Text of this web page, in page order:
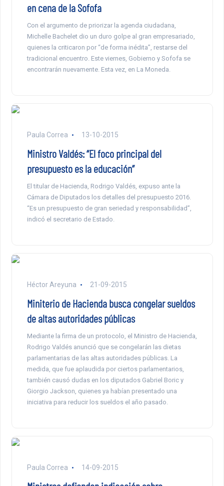
en cena de la Sofofa
Con el argumento de priorizar la agenda ciudadana,
Michelle Bachelet dio un duro golpe al gran empresariado,
quienes la criticaron por “de forma inédita”, restarse del
tradicional encuentro. Este viernes, Gobierno y Sofofa se
encontrarán nuevamente. Esta vez, en La Moneda.
Paula Correa 13-10-2015
Ministro Valdés: “El foco principal del
presupuesto es la educación”
El titular de Hacienda, Rodrigo Valdés, expuso ante la
Cámara de Diputados los detalles del presupuesto 2016.
“Es un presupuesto de gran seriedad y responsabilidad”,
indicó el secretario de Estado.
Héctor Areyuna 21-09-2015
Miniterio de Hacienda busca congelar sueldos
de altas autoridades públicas
Mediante la firma de un protocolo, el Ministro de Hacienda,
Rodrigo Valdés anunció que se congelarán las dietas
parlamentarias de las altas autoridades públicas. La
medida, que fue aplaudida por ciertos parlamentarios,
también causó dudas en los diputados Gabriel Boric y
Giorgio Jackson, quienes ya habían presentado una
iniciativa para reducir los sueldos el año pasado.
Paula Correa 14-09-2015